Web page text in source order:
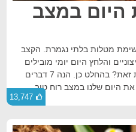
היום במצב
מטלות בלתי נגמרת. הקצב
והלחץ היום יומי מובילים
לירידה בשמחה. האם אפשר לשנות זאת? בהחלט כן. הנה 7 דברים
את היום שלנו במצב רוח טוב.
13,747